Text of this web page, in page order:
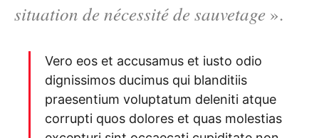
situation de nécessité de sauvetage ».
Vero eos et accusamus et iusto odio
dignissimos ducimus qui blanditiis
praesentium voluptatum deleniti atque
corrupti quos dolores et quas molestias